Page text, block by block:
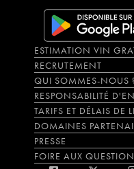
ESTIMATION VIN
RECRUTEMENT
QUI SOMMES-NOUS
RESPONSABILITÉ
TARIFS ET DÉLAIS DE
DOMAINES
PRESSE
FOIRE AUX